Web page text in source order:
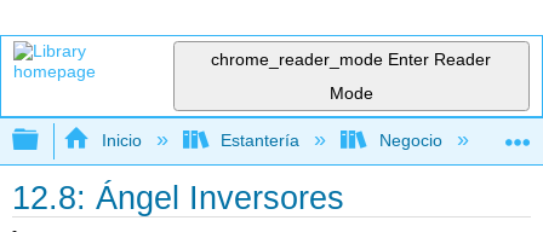
chrome_reader_mode Enter Reader
Mode
Expandir/contraer jerarquía global
Inicio Estantería Negocio
12.8: Ángel Inversores